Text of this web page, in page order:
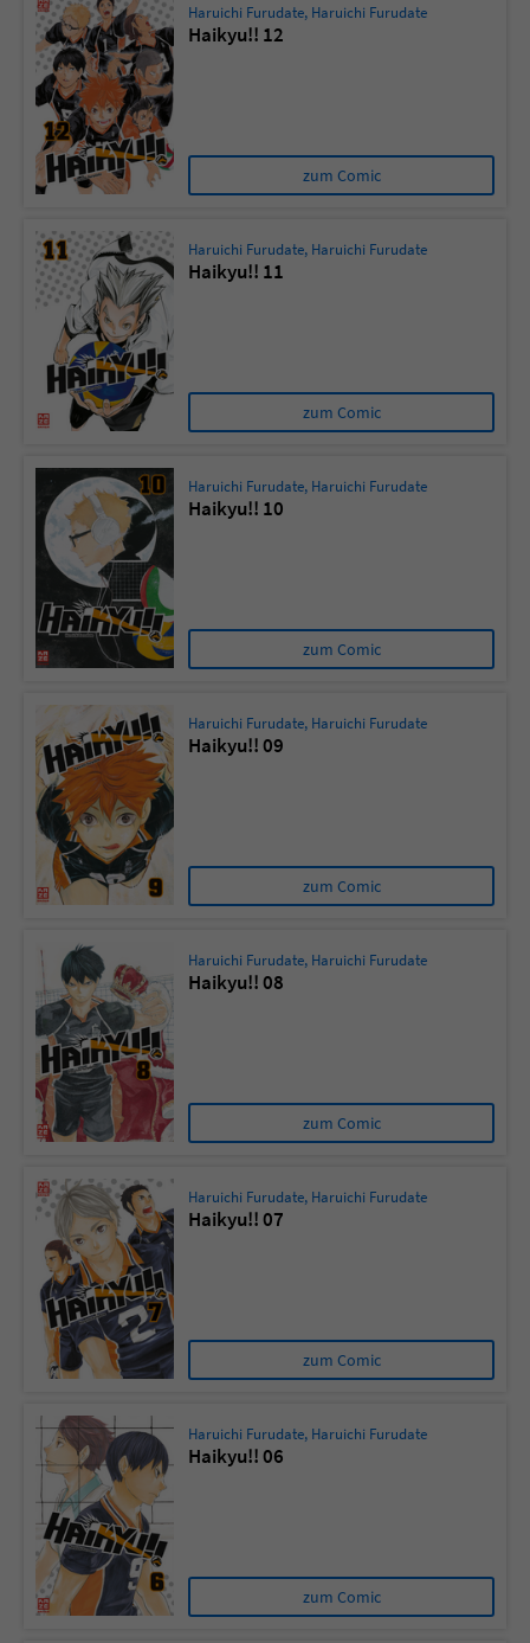
Haruichi Furudate, Haruichi Furudate
Haikyu!! 12
zum Comic
Haruichi Furudate, Haruichi Furudate
Haikyu!! 11
zum Comic
Haruichi Furudate, Haruichi Furudate
Haikyu!! 10
zum Comic
Haruichi Furudate, Haruichi Furudate
Haikyu!! 09
zum Comic
Haruichi Furudate, Haruichi Furudate
Haikyu!! 08
zum Comic
Haruichi Furudate, Haruichi Furudate
Haikyu!! 07
zum Comic
Haruichi Furudate, Haruichi Furudate
Haikyu!! 06
zum Comic